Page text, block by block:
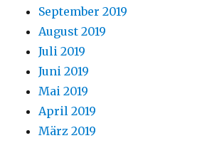
September 2019
August 2019
Juli 2019
Juni 2019
Mai 2019
April 2019
März 2019